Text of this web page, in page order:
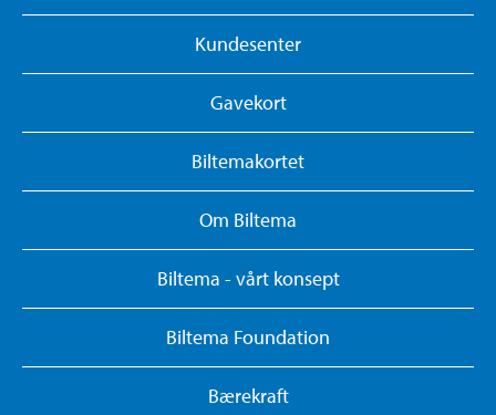
Kundesenter
Gavekort
Biltemakortet
Om Biltema
Biltema - vårt konsept
Biltema Foundation
Bærekraft